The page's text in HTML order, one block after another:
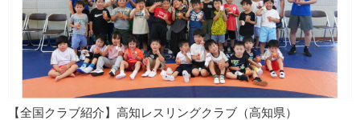
【全国クラブ紹介】高知レスリングクラブ（高知県）